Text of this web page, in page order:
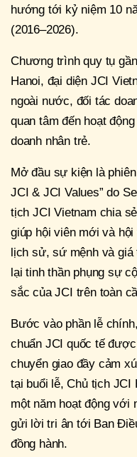
hướng tới kỷ niệm 10
(2016–2026).
Chương trình quy tụ
Hanoi, đại diện JCI
ngoài nước, đối tác
quan tâm đến hoạt
doanh nhân trẻ.
Mở đầu sự kiện là
JCI & JCI Values” do
tịch JCI Vietnam chia
giúp hội viên mới và
lịch sử, sứ mệnh và
lại tinh thần phụng sự
sắc của JCI trên toàn
Bước vào phần lễ
chuẩn JCI quốc tế
chuyển giao đầy cảm
tại buổi lễ, Chủ tịch JCI
một năm hoạt động với
gửi lời tri ân tới Ban
đồng hành.